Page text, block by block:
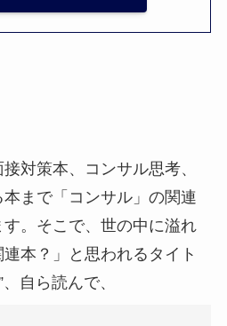
対策本、コンサル思考、
まで「コンサル」の関連
。そこで、世の中に溢れ
本？」と思われるタイト
自ら読んで、